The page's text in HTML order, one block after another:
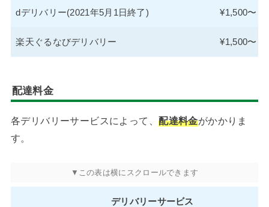
dデリバリー(2021年5月1日終了) ¥1,500〜
楽天ぐるなびデリバリー ¥1,500〜
配達料金
各デリバリーサービスによって、配達料金がかかりま
す。
デリバリーサービス